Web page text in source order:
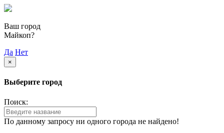
Ваш город
Майкоп?
Да Нет
×
Выберите город
Поиск:
По данному запросу ни одного города не найдено!